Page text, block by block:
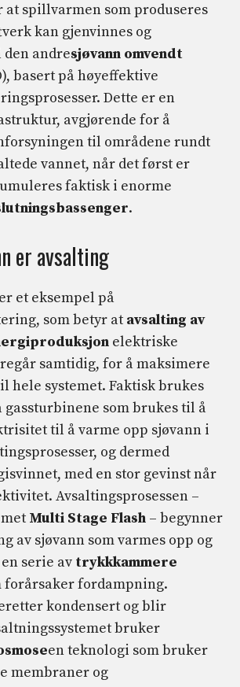
at spillvarmen som produseres
kan gjenvinnes og
andresjøvann omvendt
basert på høyeffektive
Dette er en
avgjørende for å
til områdene rundt
vannet, når det først er
faktisk i enorme
.
er avsalting
et eksempel på
som betyr at avsalting av
elektriske
samtidig, for å maksimere
hele systemet. Faktisk brukes
som brukes til å
til å varme opp sjøvann i
og dermed
med en stor gevinst når
Avsaltingsprosessen –
Multi Stage Flash – begynner
av sjøvann som varmes opp og
serie av trykkkammere
forårsaker fordampning.
kondensert og blir
bruker
en teknologi som bruker
membraner og